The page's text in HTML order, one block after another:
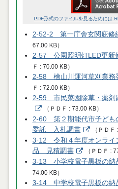
PDF形式のファイルを見るためには
2-52-2 第一庁舎玄関庇
67.00 KB）
2-57 公園照明灯LED更
Ｆ
70.00 KB）
2-58 檜山川運河草刈業
Ｆ
72.00 KB）
2-59 市民菜園除草・薬
（ ＰＤＦ 73.00 KB）
2-60 第２期能代市子ども
委託 入札調書
（ ＰＤＦ
3-12 令和４年度オンライ
品 見積調書
（ ＰＤＦ
3-13 小学校電子黒板の
74.00 KB）
3-14 中学校電子黒板の